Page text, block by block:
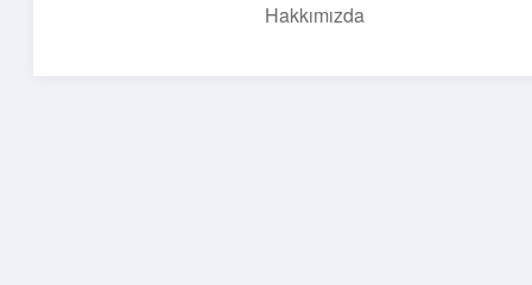
Hakkımızda